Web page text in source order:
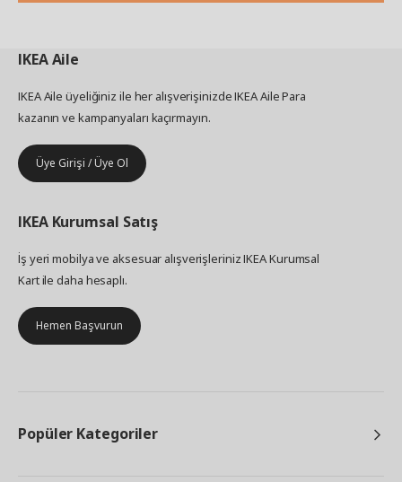
IKEAAile
IKEA Aile üyeliğiniz ile her alışverişinizde IKEA Aile Para
kazanın ve kampanyaları kaçırmayın.
Üye Girişi / Üye Ol
IKEA Kurumsal Satış
İş yeri mobilya ve aksesuar alışverişleriniz IKEA Kurumsal
Kart ile daha hesaplı.
Hemen Başvurun
Popüler Kategoriler